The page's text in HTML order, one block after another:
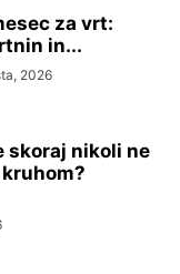
za vrt:
in...
2026
skoraj nikoli ne